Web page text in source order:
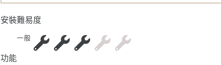
安裝難易度
一般
功能